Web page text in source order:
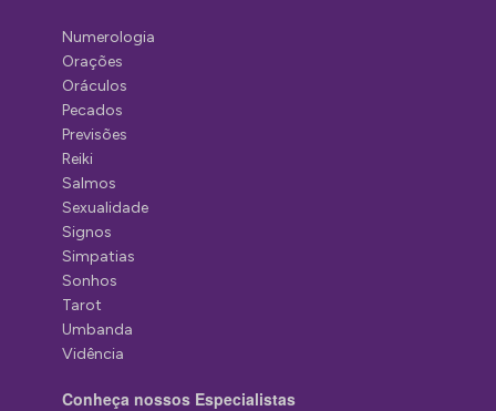
Numerologia
Orações
Oráculos
Pecados
Previsões
Reiki
Salmos
Sexualidade
Signos
Simpatias
Sonhos
Tarot
Umbanda
Vidência
Conheça nossos Especialistas